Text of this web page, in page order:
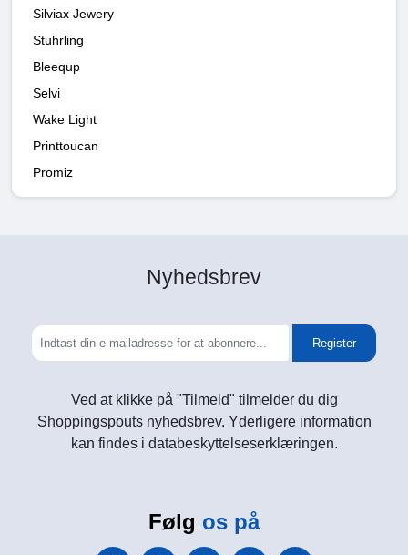
Silviax Jewery
Stuhrling
Bleequp
Selvi
Wake Light
Printtoucan
Promiz
Nyhedsbrev
Register
Ved at klikke på "Tilmeld" tilmelder du dig
Shoppingspouts nyhedsbrev. Yderligere information
kan findes i databeskyttelseserklæringen.
Følg os på